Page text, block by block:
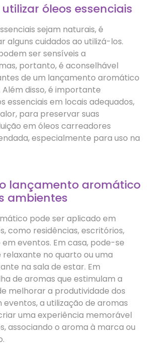
óleos essenciais
sejam naturais, é
alguns cuidados ao utilizá-los.
ser sensíveis a
portanto, é aconselhável
de um lançamento aromático
disso, é importante
essenciais em locais adequados,
para preservar suas
em óleos carreadores
especialmente para uso na
lançamento aromático
ambientes
pode ser aplicado em
como residências, escritórios,
eventos. Em casa, pode-se
no quarto ou uma
na sala de estar. Em
de aromas que estimulam a
melhorar a produtividade dos
a utilização de aromas
uma experiência memorável
associando o aroma à marca ou